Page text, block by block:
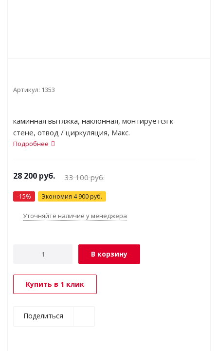
Артикул: 1353
каминная вытяжка, наклонная, монтируется к
стене, отвод / циркуляция, Макс.
производительность 730 куб. м/ч, ширина для
двигатель, дисплей, периметриальное всасывание
Подробнее
28 200 руб. 33 100руб.
-15% Экономия 4 900 руб.
Уточняйте наличие у менеджера
В корзину
Купить в 1 клик
Поделиться